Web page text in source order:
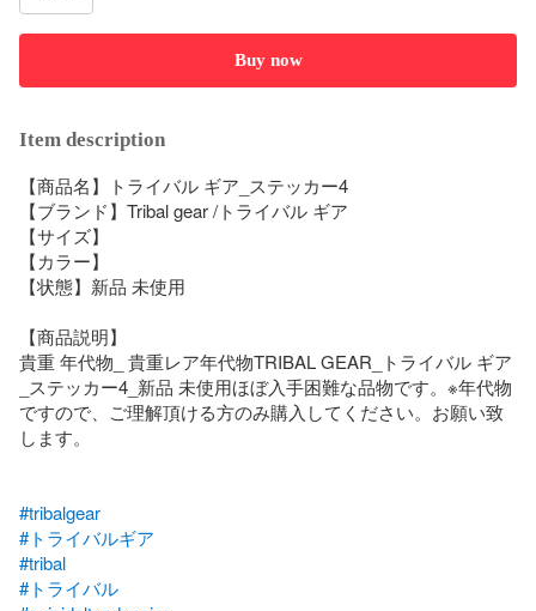
Buy now
Item description
【商品名】トライバル ギア_ステッカー4
【ブランド】Tribal gear /トライバル ギア
【サイズ】
【カラー】
【状態】新品 未使用
【商品説明】
貴重 年代物_ 貴重レア年代物TRIBAL GEAR_トライバル ギア
_ステッカー4_新品 未使用ほぼ入手困難な品物です。※年代物
ですので、ご理解頂ける方のみ購入してください。お願い致
します。
#tribalgear
#トライバルギア
#tribal
#トライバル